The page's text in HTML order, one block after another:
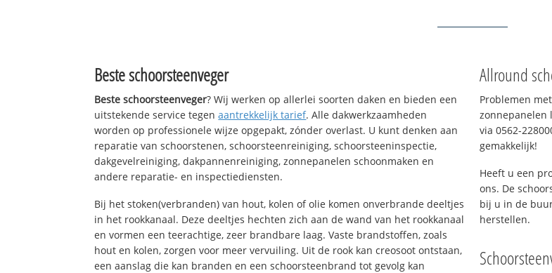
Beste schoorsteenveger
Beste schoorsteenveger? Wij werken op allerlei soorten daken en bieden een
uitstekende service tegenaantrekkelijk tarief. Alle dakwerkzaamheden
worden op professionele wijze opgepakt, zónder overlast. U kunt denken aan
reparatie van schoorstenen, schoorsteenreiniging, schoorsteeninspectie,
dakgevelreiniging, dakpannenreiniging, zonnepanelen schoonmaken en
andere reparatie- en inspectiediensten.
Bij het stoken(verbranden) van hout, kolen of olie komen onverbrande deeltjes
in het rookkanaal. Deze deeltjes hechten zich aan de wand van het rookkanaal
en vormen een teerachtige, zeer brandbare laag. Vaste brandstoffen, zoals
hout en kolen, zorgen voor meer vervuiling. Uit de rook kan creosoot ontstaan,
een aanslag die kan branden en een schoorsteenbrand tot gevolg kan
Allround
Problemen
zonnepanelen
via 0562-
gemakkelijk!
Heeft u een
ons. De
bij u in de
herstellen.